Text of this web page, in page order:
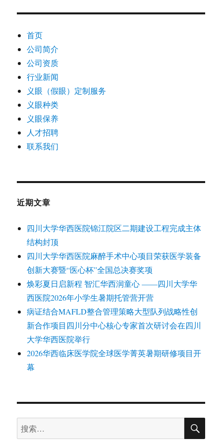
首页
公司简介
公司资质
行业新闻
义眼（假眼）定制服务
义眼种类
义眼保养
人才招聘
联系我们
近期文章
四川大学华西医院锦江院区二期建设工程完成主体
结构封顶
四川大学华西医院麻醉手术中心项目荣获医学装备
创新大赛暨“医心杯”全国总决赛奖项
焕彩夏日启新程 智汇华西润童心 ——四川大学华
西医院2026年小学生暑期托管营开营
病证结合MAFLD整合管理策略大型队列战略性创
新合作项目四川分中心核心专家首次研讨会在四川
大学华西医院举行
2026华西临床医学院全球医学菁英暑期研修项目开
幕
搜
索：
搜